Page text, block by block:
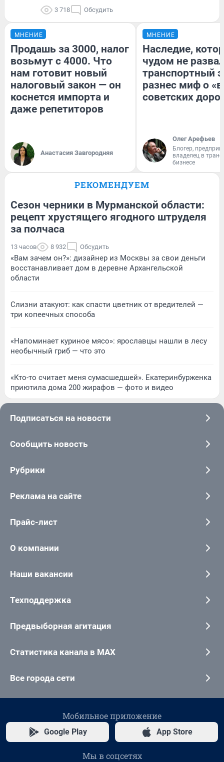
3 718 Обсудить
МНЕНИЕ
Продашь за 3000, налог
возьмут с 4000. Что
нам готовит новый
налоговый закон — он
коснется импорта и
даже репетиторов
Анастасия Завгородняя
МНЕНИЕ
Наследие,
чудом не
транспортный
разнес миф о
советских
Олег Арефьев
Блогер,
владелец в
бизнесе
РЕКОМЕНДУЕМ
Сезон черники в Мурманской области:
рецепт хрустящего ягодного штруделя
за полчаса
13 часов 8 932 Обсудить
«Вам зачем он?»: дизайнер из Москвы за свои деньги
восстанавливает дом в деревне Архангельской
области
Слизни атакуют: как спасти цветник от вредителей —
три копеечных способа
«Напоминает куриное мясо»: ярославцы нашли в лесу
необычный гриб — что это
«Кто-то считает меня сумасшедшей». Екатеринбурженка
приютила дома 200 жирафов — фото и видео
Подписаться на новости
Сообщить новость
Рубрики
Реклама на сайте
Прайс-лист
О компании
Наши вакансии
Техподдержка
Предвыборная агитация
Статистика канала в MAX
Все города сети
Мобильное приложение
Google Play App Store
Мы в соцсетях